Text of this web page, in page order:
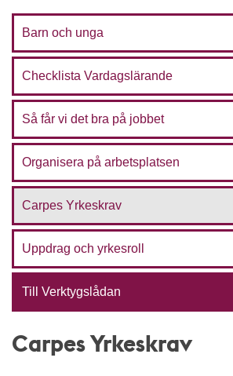
Barn och unga
Checklista Vardagslärande
Så får vi det bra på jobbet
Organisera på arbetsplatsen
Carpes Yrkeskrav
Uppdrag och yrkesroll
Till Verktygslådan
Carpes Yrkeskrav